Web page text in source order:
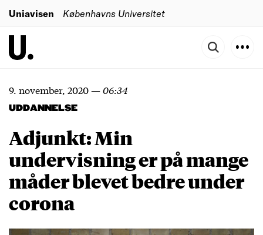
Uniavisen Københavns Universitet
9. november, 2020—06:34
UDDANNELSE
Adjunkt: Min
undervisning er på mange
måder blevet bedre under
corona